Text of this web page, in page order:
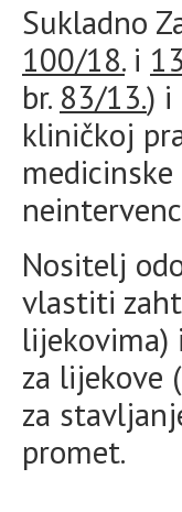
Sukladno
100/18.i
br. 83/13.) i
kliničkoj
Nositelj
vlastiti
lijekovima)
za lijekove
za
promet.